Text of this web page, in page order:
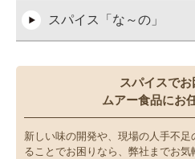
スパイス「な～の」
スパイス「ま～も」
スパイス「や～よ」
スパイスで
ムアー食品にお
新しい味の開発や、現場の人手不
ることでお困りなら、弊社までお気